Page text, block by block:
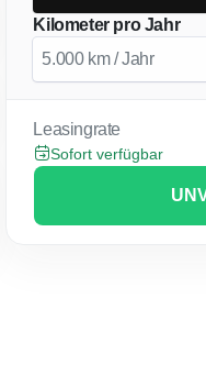
Kilometer pro Jahr
Leasingrate
Sofort verfügbar